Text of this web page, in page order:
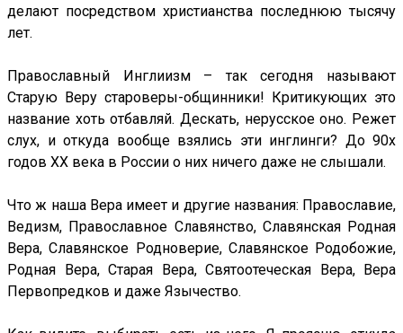
делают посредством христианства последнюю тысячу
лет.
Православный Инглиизм – так сегодня называют
Старую Веру староверы-общинники! Критикующих это
название хоть отбавляй. Дескать, нерусское оно. Режет
слух, и откуда вообще взялись эти инглинги? До 90х
годов ХХ века в России о них ничего даже не слышали.
Что ж наша Вера имеет и другие названия: Православие,
Ведизм, Православное Славянство, Славянская Родная
Вера, Славянское Родноверие, Славянское Родобожие,
Родная Вера, Старая Вера, Святоотеческая Вера, Вера
Первопредков и даже Язычество.